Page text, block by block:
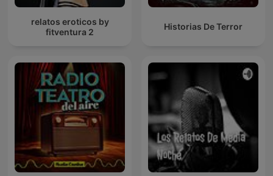
relatos eroticos by
fitventura 2
Historias De Terror